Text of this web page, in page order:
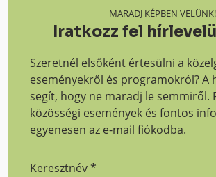
MARADJ KÉPBEN VELÜNK!
Iratkozz fel
Szeretnél elsőként értesülni a
eseményekről és programokról? A
segít, hogy ne maradj le semmiről.
közösségi események és fontos
egyenesen az e-mail fiókodba.
Keresztnév*